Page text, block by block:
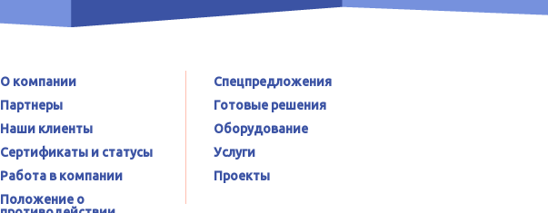
О компании
Партнеры
Наши клиенты
Сертификаты и статусы
Работа в компании
Положение о
Спецпредложения
Готовые решения
Оборудование
Услуги
Проекты